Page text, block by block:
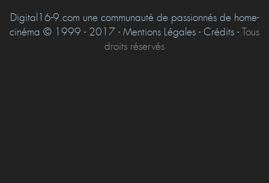
Digital16-9.com une communauté de passionnés de home-
cinéma © 1999 - 2017 - Mentions Légales - Crédits -Tous
droits réservés